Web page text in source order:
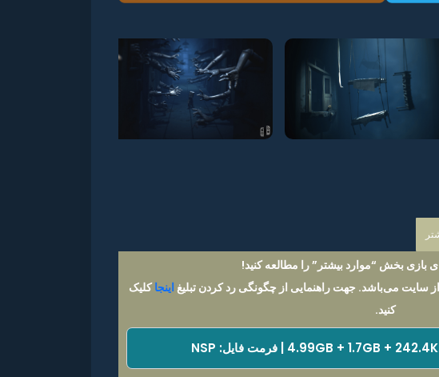
بازی بخش “موارد بیشتر” را مطالعه کنید!
سایت می‌باشد. جهت راهنمایی از چگونگی رد کردن تبلیغ اینجاکلیک
کنید.